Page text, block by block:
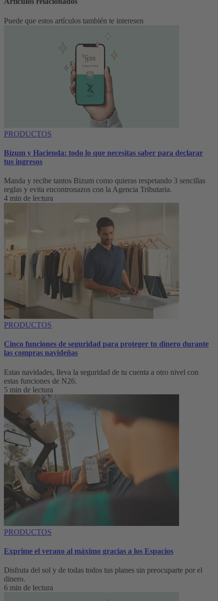
Puede que estos artículos también te interesen
PRODUCTOS
Bizum y Hacienda: todo lo que necesitas saber para declarar
tus ingresos
Manda y recibe tantos Bizum como quieras respetando 3 sencillas
reglas y evita encontronazos con la Agencia Tributaria.
4 min de lectura
PRODUCTOS
Cinco funciones de seguridad para proteger tu dinero durante
las compras navideñas
Estas navidades, lleva la seguridad de tu cuenta a otro nivel con
estas funciones de N26.
5 min de lectura
PRODUCTOS
Exprime el verano al máximo gracias a los Espacios
Disfruta del sol y de todas todos tus planes sin preocuparte por el
dinero.
6 min de lectura